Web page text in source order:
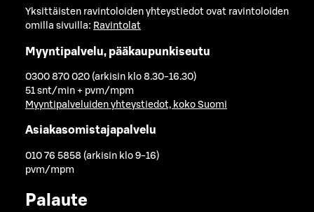
Yksittäisten ravintoloiden yhteystiedot ovat ravintoloiden
omilla sivuilla: Ravintolat
Myyntipalvelu, pääkaupunkiseutu
0300 870 020 (arkisin klo 8.30-16.30)
51 snt/min + pvm/mpm
Myyntipalveluiden yhteystiedot, koko Suomi
Asiakasomistajapalvelu
010 76 5858 (arkisin klo 9-16)
pvm/mpm
Palaute